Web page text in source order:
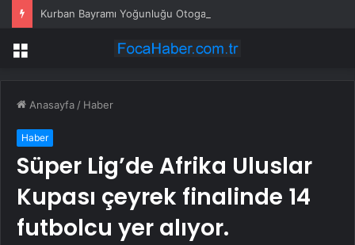
Kurban Bayramı Yoğunluğu Otogarları Doldurdu
Menü
Anasayfa / Haber
Haber
Süper Lig’de Afrika Uluslar
Kupası çeyrek finalinde 14
futbolcu yer alıyor.